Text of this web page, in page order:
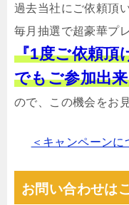
過去当社にご依頼頂
毎月抽選で超豪華プ
『1度ご依頼頂
でもご参加出
ので、この機会をお
＜キャンペーン
お問い合わせは